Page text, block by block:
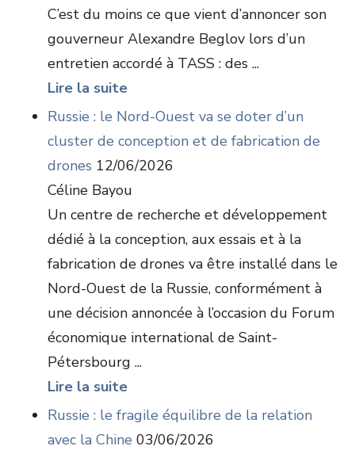
C’est du moins ce que vient d’annoncer son
gouverneur Alexandre Beglov lors d’un
entretien accordé à TASS : des ...
Lire la suite
Russie : le Nord-Ouest va se doter d’un
cluster de conception et de fabrication de
drones 12/06/2026
Céline Bayou
Un centre de recherche et développement
dédié à la conception, aux essais et à la
fabrication de drones va être installé dans le
Nord-Ouest de la Russie, conformément à
une décision annoncée à l’occasion du Forum
économique international de Saint-
Pétersbourg ...
Lire la suite
Russie : le fragile équilibre de la relation
avec la Chine 03/06/2026